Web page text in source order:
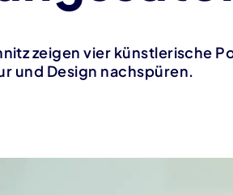
zeigen vier künstlerische
und Design nachspüren.